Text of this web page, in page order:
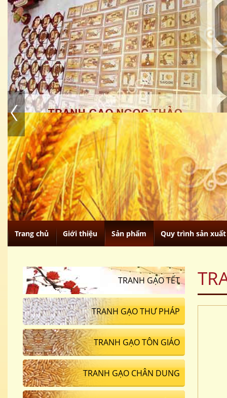
Trang chủ Giới thiệu Sản phẩm Quy trình sản xuất
TRANH GẠO TẾT
TRANH GẠO THƯ PHÁP
TRANH GẠO TÔN GIÁO
TRANH GẠO CHÂN DUNG